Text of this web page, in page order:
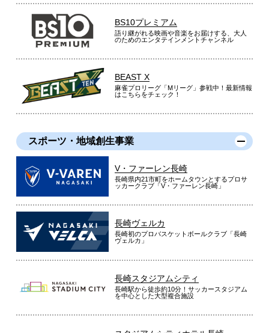
BS10プレミアム
語り継がれる映画や音楽をお届けする、大人
のためのエンタテインメントチャンネル
BEAST X
麻雀プロリーグ「Mリーグ」参戦中！最新情報
はこちらをチェック！
スポーツ・地域創生事業
V・ファーレン長崎
長崎県内21市町をホームタウンとするプロサ
ッカークラブ「V・ファーレン長崎」
長崎ヴェルカ
長崎初のプロバスケットボールクラブ「長崎
ヴェルカ」
長崎スタジアムシティ
長崎駅から徒歩約10分！サッカースタジアム
を中心とした大型複合施設